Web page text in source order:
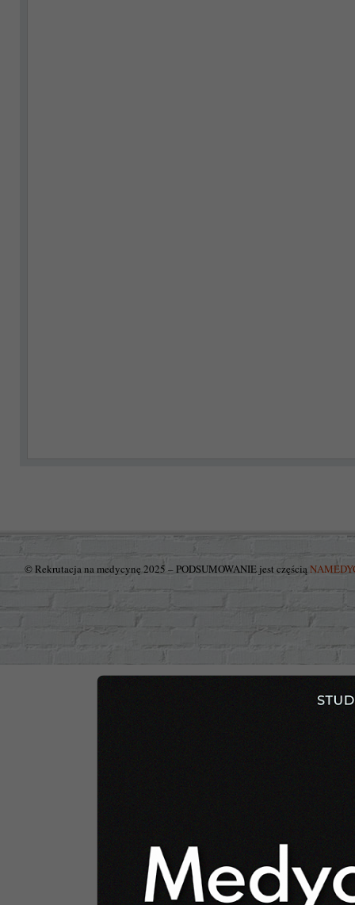
© Rekrutacja na medycynę 2025 – PODSUMOWANIE jest częścią